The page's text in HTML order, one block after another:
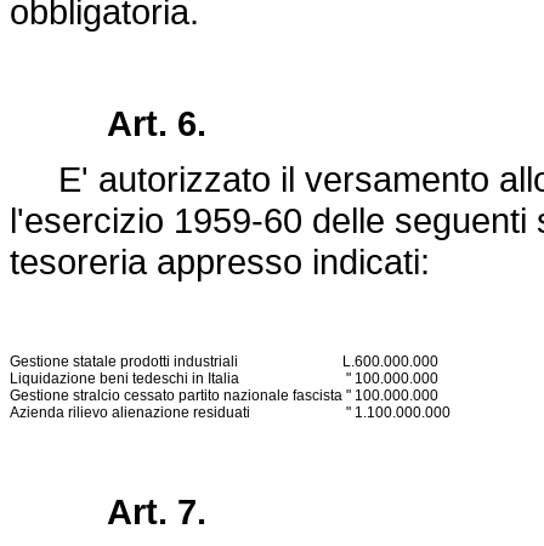
obbligatoria.
Art. 6.
E' autorizzato il versamento
l'esercizio 1959-60 delle
tesoreria appresso indicati:
Gestione statale prodotti industriali L.600.000.000
Liquidazione beni tedeschi in Italia
" 100.000.000
Gestione stralcio cessato partito nazionale fascista " 100.000.000
Azienda rilievo alienazione residuati
" 1.100.000.000
Art. 7.